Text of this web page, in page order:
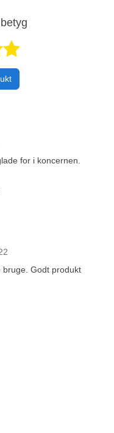
Betygsatt 4,7
for i koncernen.
bruge. Godt produkt